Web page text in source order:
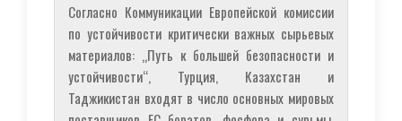
Согласно Коммуникации Европейской комиссии
по устойчивости критически важных сырьевых
материалов: „Путь к большей безопасности и
устойчивости“, Турция, Казахстан и
Таджикистан входят в число основных мировых